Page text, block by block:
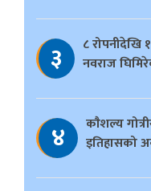
३
८ रोपनीदेखि
नवराज
४
काैशल्य
इतिहासको